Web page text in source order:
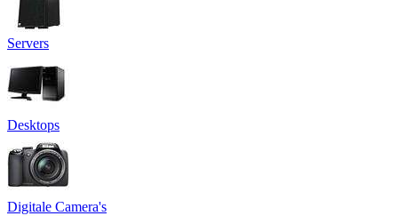
Servers
Desktops
Digitale Camera's